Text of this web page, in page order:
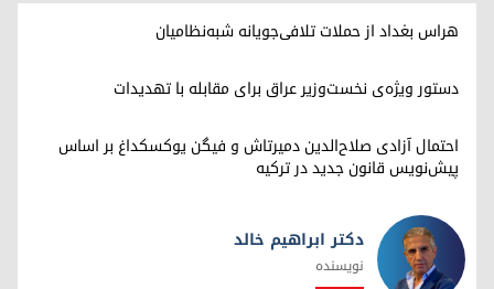
هراس بغداد از حملات تلافی‌جویانه شبه‌نظامیان
دستور ویژه‌ی نخست‌وزیر عراق برای مقابله با تهدیدات
احتمال آزادی صلاح‌الدین دمیرتاش و فیگن یوکسکداغ بر اساس
پیش‌نویس قانون جدید در ترکیه
دکتر ابراهیم خالد
نویسنده